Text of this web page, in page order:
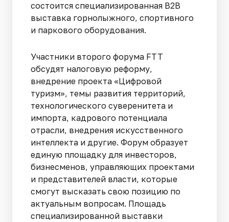
состоится специализированная B2B
выставка горнолыжного, спортивного
и паркового оборудования.
Участники второго форума FTT
обсудят налоговую реформу,
внедрение проекта «Цифровой
туризм», темы развития территорий,
технологического суверенитета и
импорта, кадрового потенциала
отрасли, внедрения искусственного
интеллекта и другие. Форум образует
единую площадку для инвесторов,
бизнесменов, управляющих проектами
и представителей власти, которые
смогут высказать свою позицию по
актуальным вопросам. Площадь
специализированной выставки